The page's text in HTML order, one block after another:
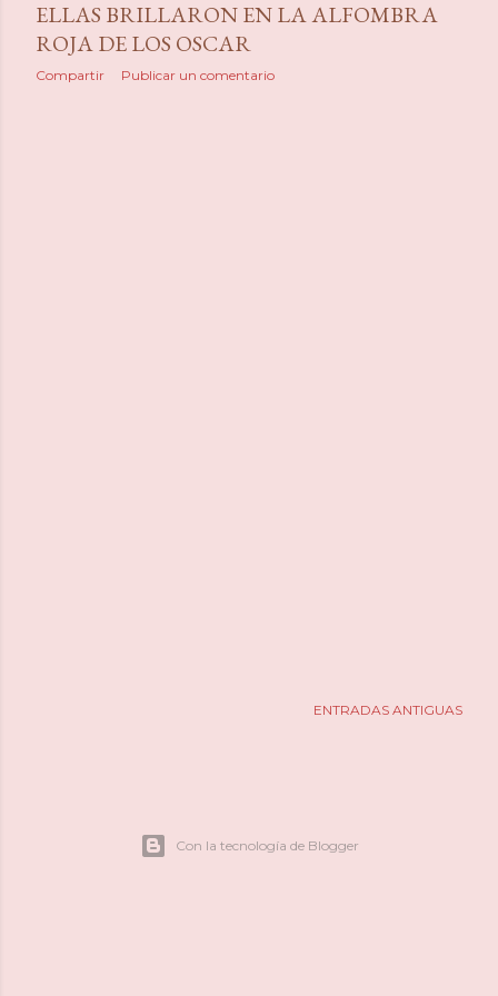
ELLAS BRILLARON EN LA ALFOMBRA
ROJA DE LOS OSCAR
Compartir Publicar un comentario
ENTRADAS ANTIGUAS
Con la tecnología de Blogger